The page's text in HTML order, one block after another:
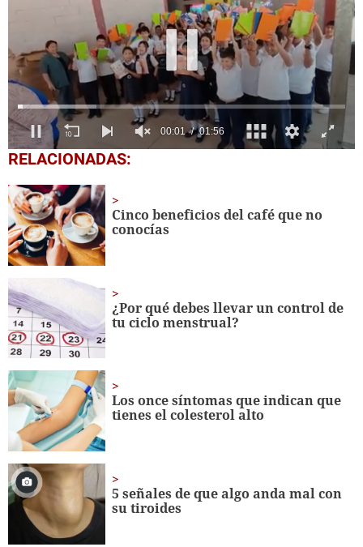
0
seconds
1
minute,
56
seconds
RELACIONADAS:
Cinco beneficios del café que no
conocías
¿Por qué debes llevar un control de
tu ciclo menstrual?
Los once síntomas que indican que
tienes el colesterol alto
5 señales de que algo anda mal con
su tiroides